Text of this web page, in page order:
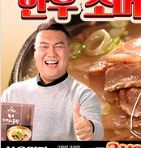
랐지만 빈그룹이 상쇄
기록
또 다른 중동 화약고
줌인]